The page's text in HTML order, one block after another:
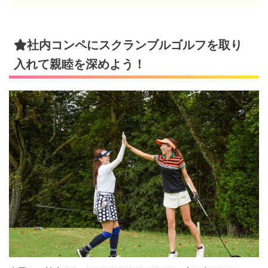
社内コンペにスクランブルゴルフを取り
入れて親睦を深めよう！